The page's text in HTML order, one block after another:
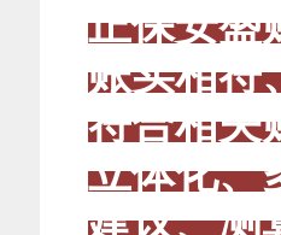
正保安盛
账实相符
符合相关
立体化、
建议、测